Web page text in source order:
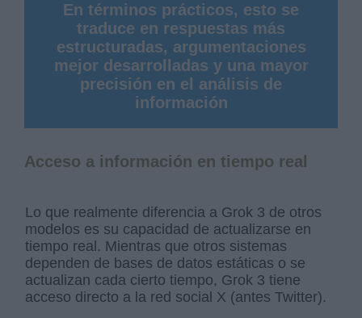
En términos prácticos, esto se
traduce en respuestas más
estructuradas, argumentaciones
mejor desarrolladas y una mayor
precisión en el análisis de
información
Acceso a información en tiempo real
Lo que realmente diferencia a Grok 3 de otros
modelos es su capacidad de actualizarse en
tiempo real. Mientras que otros sistemas
dependen de bases de datos estáticas o se
actualizan cada cierto tiempo, Grok 3 tiene
acceso directo a la red social X (antes Twitter).